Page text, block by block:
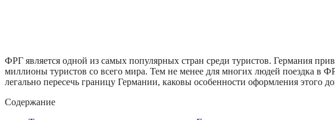
ФРГ является одной из самых популярных стран среди туристов. Германия
миллионы туристов со всего мира. Тем не менее для многих людей поездка в
легально пересечь границу Германии, каковы особенности оформления этого
Содержание